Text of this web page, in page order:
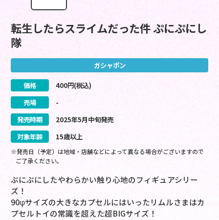
転生したらスライムだった件 ぷにぷにし
隊
ガシャポン
価格 400円(税込)
売場
-
発売時期
2025年5月中旬発売
対象年齢
15歳以上
※発売日（予定）は地域・店舗などによって異なる場合がございますので
ご了承ください。
ぷにぷにしたやわらかい触り心地のフィギュアシリー
ズ！
90φサイズの大きなカプセルにはいったリムルさまはカ
プセルトイの常識を超えた超BIGサイズ！